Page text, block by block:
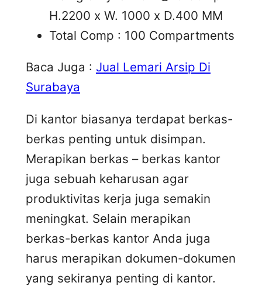
H.2200 x W. 1000 x D.400 MM
Total Comp : 100 Compartments
Baca Juga : Jual Lemari Arsip Di
Surabaya
Di kantor biasanya terdapat berkas-
berkas penting untuk disimpan.
Merapikan berkas – berkas kantor
juga sebuah keharusan agar
produktivitas kerja juga semakin
meningkat. Selain merapikan
berkas-berkas kantor Anda juga
harus merapikan dokumen-dokumen
yang sekiranya penting di kantor.